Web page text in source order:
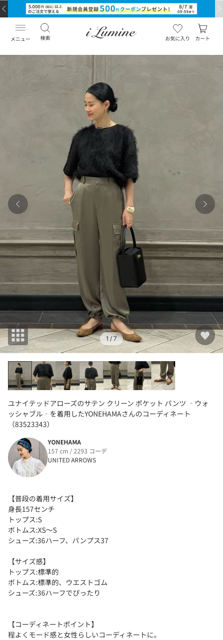
メニュー 検索 お気に入り カート
1 / 7
ユナイテッドアローズのサテン クリーン ポケット パンツ ‐ウォ
ッシャブル‐を着用したYONEHAMAさんのコーディネート
（83523343）
YONEHAMA
157 cm / 2293 コーデ
UNITED ARROWS
【普段の着用サイズ】
身長157センチ
トップス:S
ボトムス:XS〜S
シューズ:36ハーフ、パンプス37
【サイズ感】
トップス:標準的
ボトムス:標準的、ウエストゴム
シューズ:36ハーフでぴったり
【コーディネートポイント】
程よくモード感と女性らしいコーディネートに。